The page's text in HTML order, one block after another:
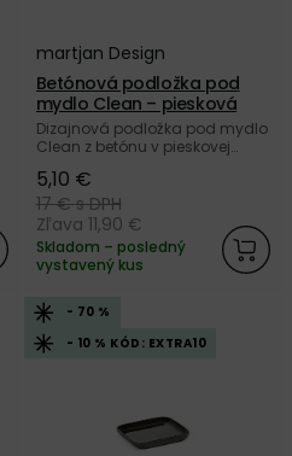
martjan Design
Betónová podložka pod
mydlo Clean – piesková
Dizajnová podložka pod mydlo
Clean z betónu v pieskovej
martjan Design.
5,10 €
17 €s DPH
Zľava 11,90 €
Skladom – posledný
vystavený kus
- 70 %
- 10 % KÓD: EXTRA10